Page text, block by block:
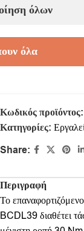
16 People
Κωδικός προϊόντος:
Κατηγορίες:
Share:
Περιγραφή
Το
BCDL39 διαθέτει
όλων
όλα